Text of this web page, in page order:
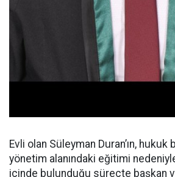
Evli olan Süleyman Duran’ın, hukuk
yönetim alanındaki eğitimi
içinde bulunduğu süreçte başkan